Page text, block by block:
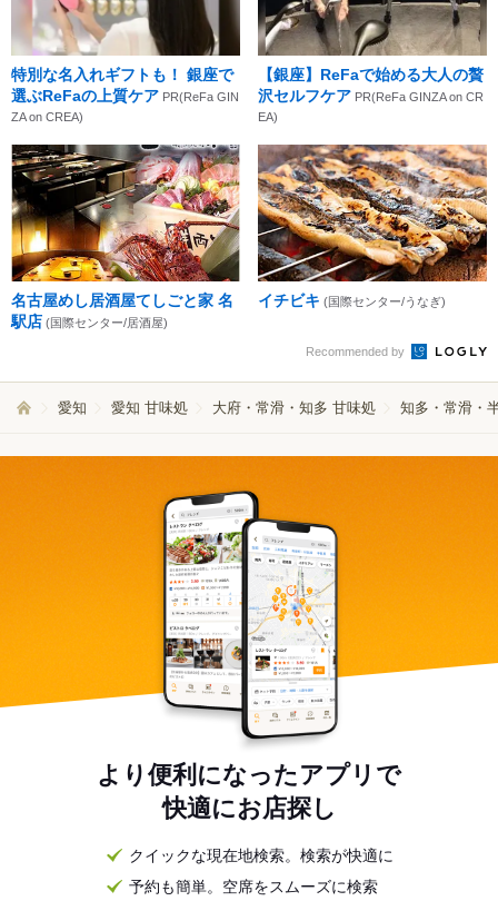
特別な名入れギフトも！ 銀座で
選ぶReFaの上質ケア PR(ReFa GIN
ZA on CREA)
【銀座】ReFaで始める大人の贅
沢セルフケア PR(ReFa GINZA on CR
EA)
名古屋めし居酒屋てしごと家 名
駅店 (国際センター/居酒屋)
イチビキ (国際センター/うなぎ)
Recommended by
愛知 愛知 甘味処 大府・常滑・知多 甘味処 知多・常滑・
より便利になったアプリで
快適にお店探し
クイックな現在地検索。検索が快適に
予約も簡単。空席をスムーズに検索